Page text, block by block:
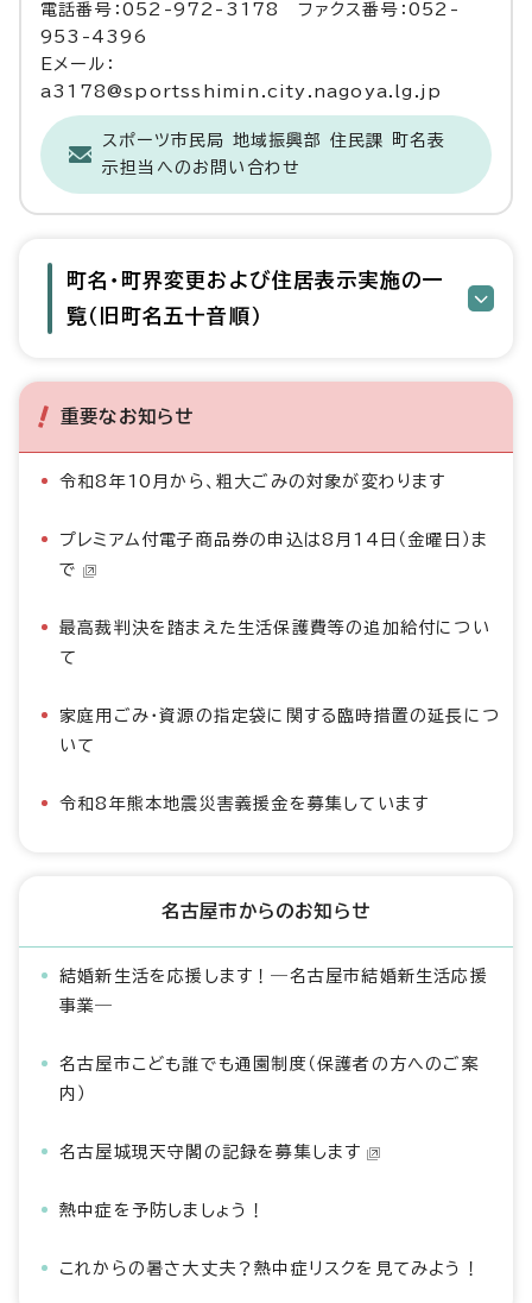
電話番号：052-972-3178 ファクス番号：052-
953-4396
Eメール：
a3178@sportsshimin.city.nagoya.lg.jp
スポーツ市民局 地域振興部 住民課 町名表
示担当へのお問い合わせ
町名・町界変更および住居表示実施の一
覧（旧町名五十音順）
重要なお知らせ
令和8年10月から、粗大ごみの対象が変わります
プレミアム付電子商品券の申込は8月14日（金曜日）ま
で
最高裁判決を踏まえた生活保護費等の追加給付につい
て
家庭用ごみ・資源の指定袋に関する臨時措置の延長につ
いて
令和8年熊本地震災害義援金を募集しています
名古屋市からのお知らせ
結婚新生活を応援します！―名古屋市結婚新生活応援
事業―
名古屋市こども誰でも通園制度（保護者の方へのご案
内）
名古屋城現天守閣の記録を募集します
熱中症を予防しましょう！
これからの暑さ大丈夫？熱中症リスクを見てみよう！